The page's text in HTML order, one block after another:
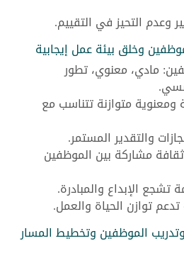
وعدم التحيز في التقييم.
وخلق بيئة عمل إيجابية
مادي، معنوي، تطور
متوازنة تتناسب مع
والتقدير المستمر.
مشاركة بين الموظفين
الإبداع والمبادرة.
توازن الحياة والعمل.
الموظفين وتخطيط المسار